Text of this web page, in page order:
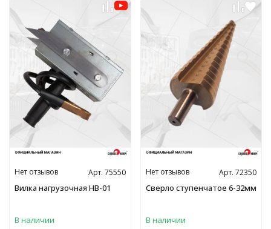
Вилка нагрузочная НВ-01
В наличии
Нет отзывов Арт. 75550
Сверло ступенчатое 6-32мм
В наличии
Нет отзывов Арт. 72350